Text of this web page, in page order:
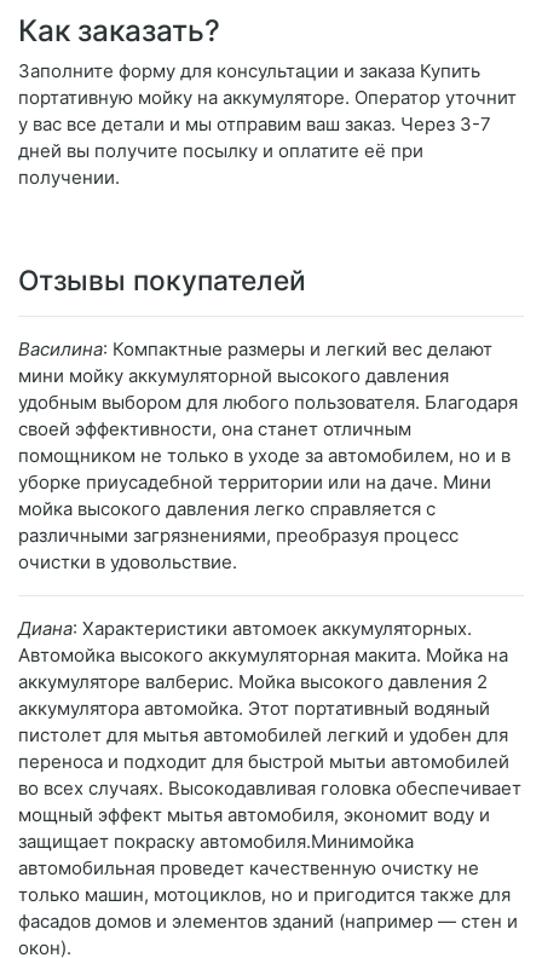
Как заказать?
Заполните форму для консультации и заказа Купить
портативную мойку на аккумуляторе. Оператор уточнит
у вас все детали и мы отправим ваш заказ. Через 3-7
дней вы получите посылку и оплатите её при
получении.
Отзывы покупателей
Василина: Компактные размеры и легкий вес делают
мини мойку аккумуляторной высокого давления
удобным выбором для любого пользователя. Благодаря
своей эффективности, она станет отличным
помощником не только в уходе за автомобилем, но и в
уборке приусадебной территории или на даче. Мини
мойка высокого давления легко справляется с
различными загрязнениями, преобразуя процесс
очистки в удовольствие.
Диана: Характеристики автомоек аккумуляторных.
Автомойка высокого аккумуляторная макита. Мойка на
аккумуляторе валберис. Мойка высокого давления 2
аккумулятора автомойка. Этот портативный водяный
пистолет для мытья автомобилей легкий и удобен для
переноса и подходит для быстрой мытьи автомобилей
во всех случаях. Высокодавливая головка обеспечивает
мощный эффект мытья автомобиля, экономит воду и
защищает покраску автомобиля.Минимойка
автомобильная проведет качественную очистку не
только машин, мотоциклов, но и пригодится также для
фасадов домов и элементов зданий (например — стен и
окон).